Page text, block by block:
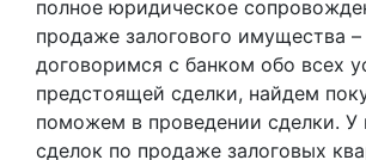
полное юридическое
продаже залогового имущества
договоримся с банком обо всех
предстоящей сделки, найдем
поможем в проведении сделки. У
сделок по продаже залоговых